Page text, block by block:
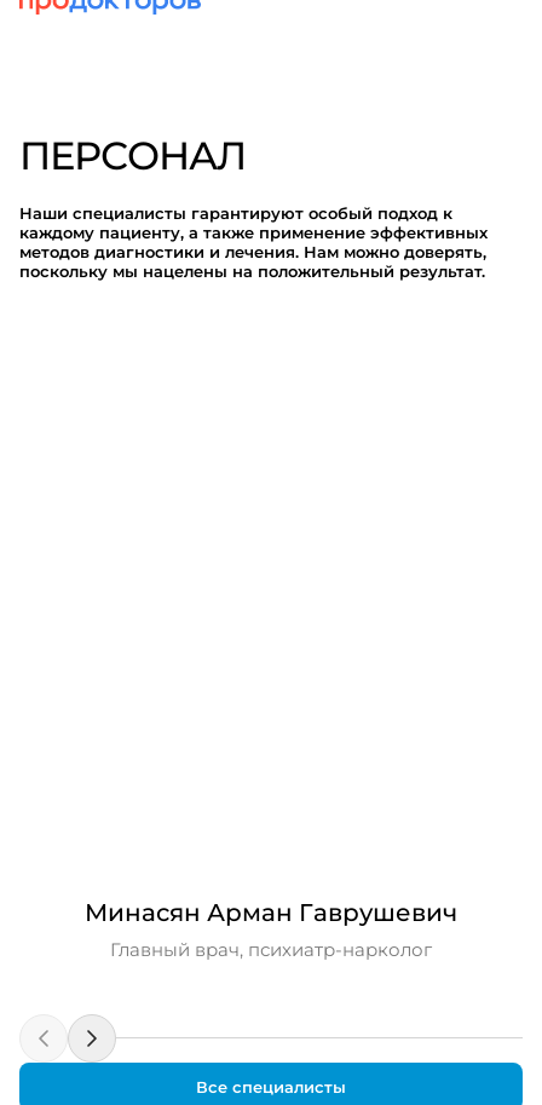
ПЕРСОНАЛ
Наши специалисты гарантируют особый подход к
каждому пациенту, а также применение эффективных
методов диагностики и лечения. Нам можно доверять,
поскольку мы нацелены на положительный результат.
Минасян Арман Гаврушевич
Главный врач, психиатр-нарколог
Все специалисты